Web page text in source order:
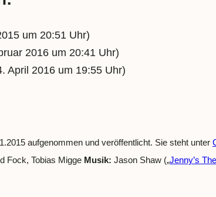
um 20:51 Uhr)
2016 um 20:41 Uhr)
April 2016 um 19:55 Uhr)
aufgenommen und veröffentlicht. Sie steht unter
Fock, Tobias Migge Musik: Jason Shaw („Jenny’s